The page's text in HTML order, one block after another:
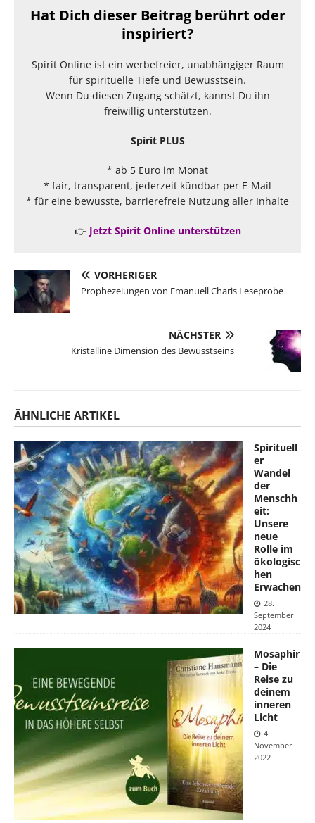
Hat Dich dieser Beitrag berührt oder
inspiriert?
Spirit Online ist ein werbefreier, unabhängiger Raum
für spirituelle Tiefe und Bewusstsein.
Wenn Du diesen Zugang schätzt, kannst Du ihn
freiwillig unterstützen.
Spirit PLUS
* ab 5 Euro im Monat
* fair, transparent, jederzeit kündbar per E-Mail
* für eine bewusste, barrierefreie Nutzung aller Inhalte
👉 Jetzt Spirit Online unterstützen
VORHERIGER
Prophezeiungen von Emanuell Charis Leseprobe
NÄCHSTER
Kristalline Dimension des Bewusstseins
ÄHNLICHE ARTIKEL
Spirituell
er
Wandel
der
Menschh
eit:
Unsere
neue
Rolle im
ökologisc
hen
Erwachen
28.
September
2024
Mosaphir
– Die
Reise zu
deinem
inneren
Licht
4.
November
2022